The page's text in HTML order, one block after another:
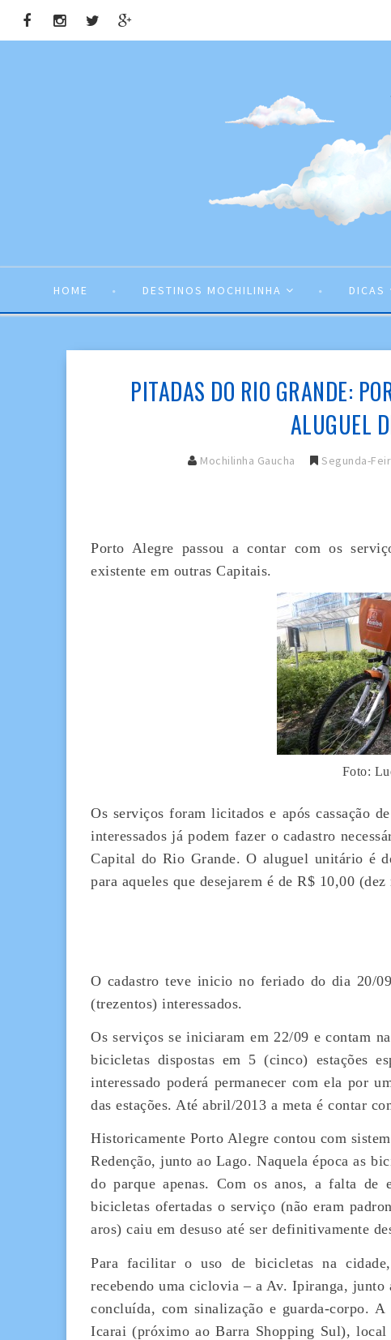
HOME DESTINOS MOCHILINHA DICAS
PITADAS DO RIO GRANDE:
ALUGUEL
Mochilinha Gaucha Segunda-
Porto Alegre passou a contar com os
existente em outras Capitais.
Foto:
Os serviços foram licitados e após cassação
interessados já podem fazer o cadastro
Capital do Rio Grande. O aluguel unitário é
para aqueles que desejarem é de R$ 10,00 (dez
O cadastro teve inicio no feriado do dia 20/
(trezentos) interessados.
Os serviços se iniciaram em 22/09 e contam
bicicletas dispostas em 5 (cinco) estações
interessado poderá permanecer com ela por
das estações. Até abril/2013 a meta é contar
Historicamente Porto Alegre contou com
Redenção, junto ao Lago. Naquela época as
do parque apenas. Com os anos, a falta de
bicicletas ofertadas o serviço (não eram
aros) caiu em desuso até ser definitivamente
Para facilitar o uso de bicicletas na
recebendo uma ciclovia – a Av. Ipiranga,
concluída, com sinalização e guarda-corpo.
Icarai (próximo ao Barra Shopping Sul),